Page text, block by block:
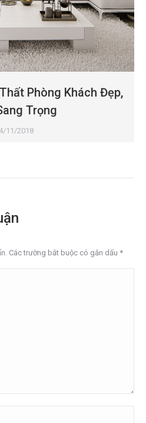
Phòng Khách Đẹp,
Trọng
11/2018
Các trường bắt buộc có gắn dấu *